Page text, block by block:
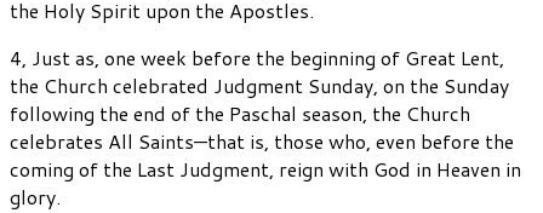
the Holy Spirit upon the Apostles.
4, Just as, one week before the beginning of Great Lent,
the Church celebrated Judgment Sunday, on the Sunday
following the end of the Paschal season, the Church
celebrates All Saints—that is, those who, even before the
coming of the Last Judgment, reign with God in Heaven in
glory.